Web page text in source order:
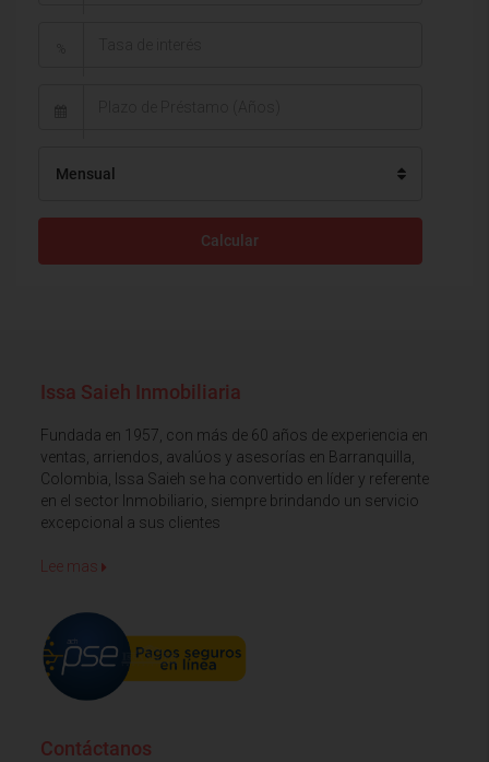
Mensual
Calcular
Issa Saieh Inmobiliaria
Fundada en 1957, con más de 60 años de experiencia en
ventas, arriendos, avalúos y asesorías en Barranquilla,
Colombia, Issa Saieh se ha convertido en líder y referente
en el sector Inmobiliario, siempre brindando un servicio
excepcional a sus clientes
Lee mas
Contáctanos